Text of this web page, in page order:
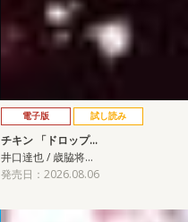
電子版 試し読み
チキン 「ドロップ…
井口達也 / 歳脇将…
発売日：2026.08.06